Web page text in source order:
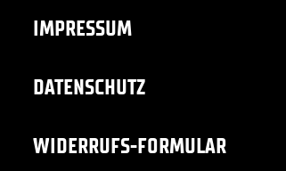
IMPRESSUM
DATENSCHUTZ
WIDERRUFS-FORMULAR